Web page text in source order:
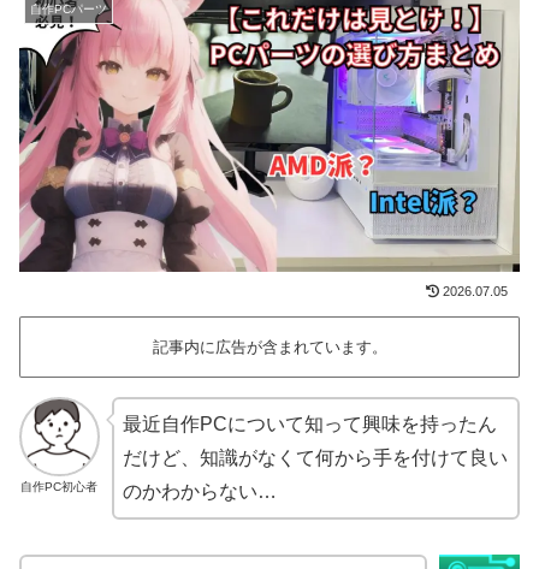
自作PCパーツ
2026.07.05
記事内に広告が含まれています。
自作PC初心者
最近自作PCについて知って興味を持ったん
だけど、知識がなくて何から手を付けて良い
のかわからない…